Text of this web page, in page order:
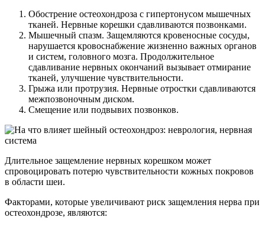
Обострение остеохондроза с гипертонусом мышечных
тканей. Нервные корешки сдавливаются позвонками.
Мышечный спазм. Защемляются кровеносные сосуды,
нарушается кровоснабжение жизненно важных органов
и систем, головного мозга. Продолжительное
сдавливание нервных окончаний вызывает отмирание
тканей, улучшение чувствительности.
Грыжа или протрузия. Нервные отростки сдавливаются
межпозвоночным диском.
Смещение или подвывих позвонков.
Длительное защемление нервных корешком может
спровоцировать потерю чувствительности кожных покровов
в области шеи.
Факторами, которые увеличивают риск защемления нерва при
остеохондрозе, являются: